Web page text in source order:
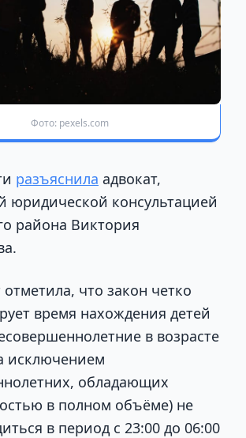
Фото: pexels.com
разъяснила адвокат,
юридической консультацией
района Виктория
что закон четко
время нахождения детей
в возрасте
исключением
обладающих
в полном объёме) не
в период с 23:00 до 06:00